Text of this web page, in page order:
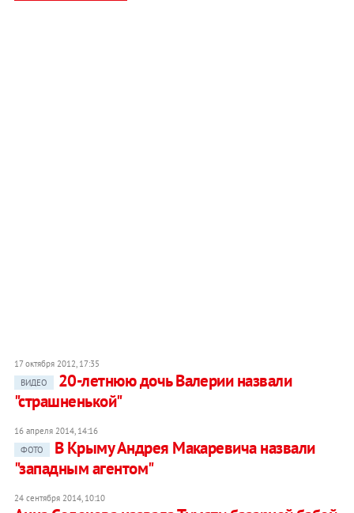
17 октября 2012, 17:35
ВИДЕО
20-летнюю дочь Валерии назвали
"страшненькой"
16 апреля 2014, 14:16
ФОТО
В Крыму Андрея Макаревича назвали
"западным агентом"
24 сентября 2014, 10:10